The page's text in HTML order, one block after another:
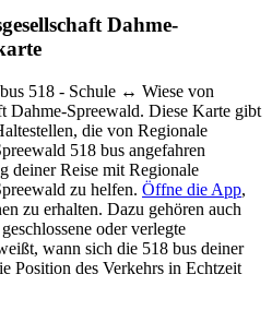
Dahme-
518 - Schule ↔︎ Wiese von
Dahme-Spreewald. Diese Karte gibt
die von Regionale
518 bus angefahren
deiner Reise mit Regionale
zu helfen. Öffne die App,
zu erhalten. Dazu gehören auch
oder verlegte
wann sich die 518 bus deiner
Position des Verkehrs in Echtzeit